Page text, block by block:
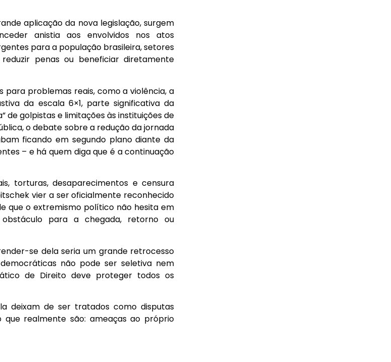
aplicação da nova legislação, surgem
anistia aos envolvidos nos atos
para a população brasileira, setores
penas ou beneficiar diretamente
para problemas reais, como a violência, a
da escala 6×1, parte significativa da
de golpistas e limitações às instituições de
o debate sobre a redução da jornada
ficando em segundo plano diante da
– e há quem diga que é a continuação
torturas, desaparecimentos e censura
vier a ser oficialmente reconhecido
que o extremismo político não hesita em
para a chegada, retorno ou
se dela seria um grande retrocesso
não pode ser seletiva nem
de Direito deve proteger todos os
deixam de ser tratados como disputas
realmente são: ameaças ao próprio